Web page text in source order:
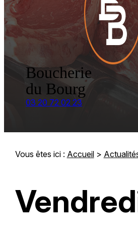
Boucherie
du Bourg
03 20 72 02 23
Vous êtes ici : Accueil>